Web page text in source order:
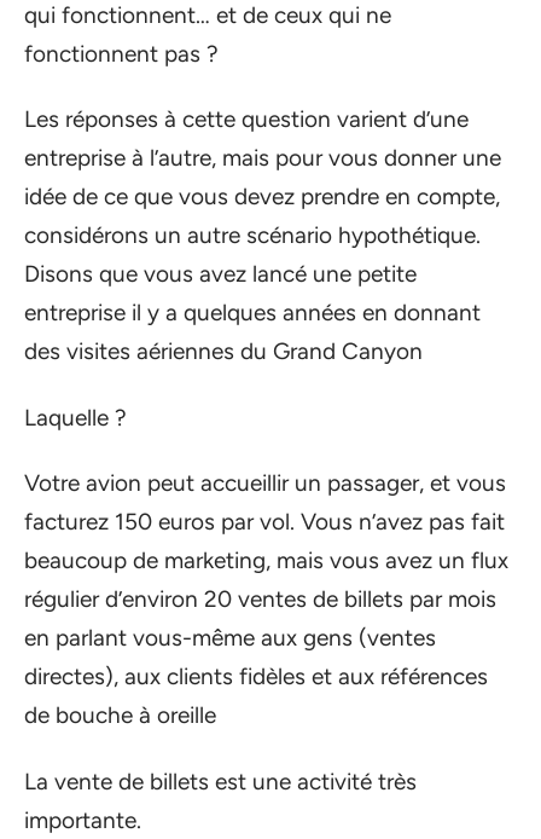
qui fonctionnent… et de ceux qui ne
fonctionnent pas ?
Les réponses à cette question varient d’une
entreprise à l’autre, mais pour vous donner une
idée de ce que vous devez prendre en compte,
considérons un autre scénario hypothétique.
Disons que vous avez lancé une petite
entreprise il y a quelques années en donnant
des visites aériennes du Grand Canyon
Laquelle ?
Votre avion peut accueillir un passager, et vous
facturez 150 euros par vol. Vous n’avez pas fait
beaucoup de marketing, mais vous avez un flux
régulier d’environ 20 ventes de billets par mois
en parlant vous-même aux gens (ventes
directes), aux clients fidèles et aux références
de bouche à oreille
La vente de billets est une activité très
importante.